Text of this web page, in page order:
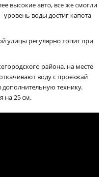
высокие авто, все же смогли
воды достиг капота
улицы регулярно топит при
района, на месте
воду с проезжай
дополнительную технику.
на 25 см.